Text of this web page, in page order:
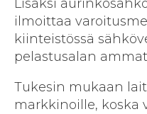
Lisäksi
ilmoittaa
kiinteistössä
pelastusalan
Tukesin mukaan
markkinoille, koska